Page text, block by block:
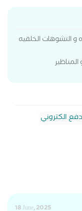
و التشوهات الخلقيه
دفع الكتروني